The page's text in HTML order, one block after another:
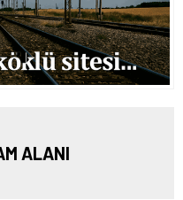
ALANI